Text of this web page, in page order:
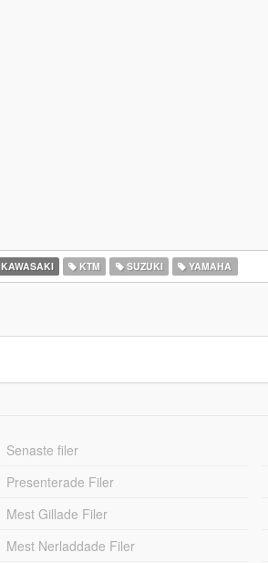
KAWASAKI KTM SUZUKI YAMAHA
Senaste filer
Presenterade Filer
Mest Gillade Filer
Mest Nerladdade Filer